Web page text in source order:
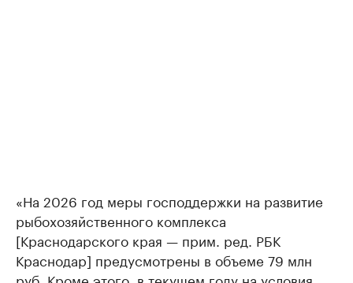
«На 2026 год меры господдержки на развитие
рыбохозяйственного комплекса
[Краснодарского края — прим. ред. РБК
Краснодар] предусмотрены в объеме 79 млн